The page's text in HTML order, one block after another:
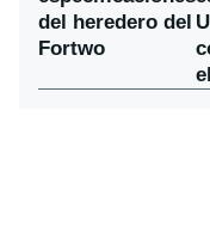
del heredero del
Fortwo